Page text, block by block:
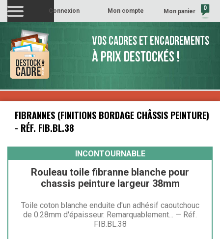
Mon panier 0
Mon compte
Connexion
VOS CADRES ET ENCADREMENTS
À PRIX DESTOCKÉS !
FIBRANNES (FINITIONS BORDAGE CHÂSSIS PEINTURE)
- RÉF. FIB.BL.38
INCONTOURNABLE
Rouleau toile fibranne blanche pour
chassis peinture largeur 38mm
Toile coton blanche enduite d'un adhésif caoutchouc
de 0.28mm d'épaisseur. Remarquablement... — Réf.
FIB.BL.38